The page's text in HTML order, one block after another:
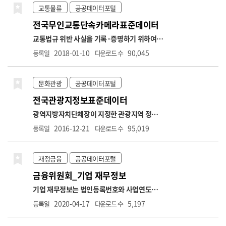
설명○ 자료생성년월 → 자격마감일(사유발생
일이 속하는 달의 다음달 15일)까지 신고분 반
영○ 가입자 수 → 가입자 수(고지인원 수 포
함)○ 당월고지금액 → 국민연금법 시행령 제5
조에 의거 기준소득월액 상한액 적용으로 실제
소득과 고지금액은 상이할 수 있음 ■상한액
2022.7. ~ 2023.6. 5,530,000원■상한액
2023.7. ~ 2024.6. 5,900,000원
2024.7. ~ 2025.6. 6,170,000원
2025.7. ~ 2026.6. 6,370,000원
2026.7. ~ 2027.6. 6,590,000원○ 신규취득
교하므로 실제 취득자수와 상이할 수 있음(초일
취득이 아닌 경우 당월 미고지되면 다음 달 취득
자 수에 반영) ○ 상실가입자수 → 납부예외 포
함. ※해당 자료추출월과 익월을 비교하여 자료
추출월에는 고지가 있으나 익월에는 고지가 없
는 대상자에 대한 건수를 제공하므로 실제 상실
교통물류 공공데이터포털
전국무인교통단속카메라표준데이터
교통법규 위반 사실을 기록·증명하기 위하여 설
치·관리되는 고정식 무인교통단속카메라에 대
한 정보(이동식 무인교통단속카메라는 제외) *
시군구명,도로종류,도로노선번호,도로노선명,
도로노선방향,소재지도로명주소,소재지지번
주소,위도,경도,설치장소,단속구분,제한속도,
단속구간위치구분,과속단속구간길이,보호구
역구분,설치연도,관리기관명,관리기관전화번
호
등록일 2018-01-10 다운로드 수 90,045
문화관광 공공데이터포털
전국관광지정보표준데이터
광역지방자치단체장이 지정한 관광지역 정보
(관광지, 관광단지 포함. 관광특구 제외) *항목
명: 관광지명,관광지구분,소재지도로명주소,소
보,숙박시설정보,운동및오락시설정보,휴양및
문화시설정보,접객시설정보,지원시설정보,지
정일자,수용인원수,주차가능수,관광지소개,관
리기관전화번호,관리기관명
등록일 2016-12-21 다운로드 수 95,019
재정금융 공공데이터포털
금융위원회_기업 재무정보
기업 재무정보는 법인등록번호와 사업연도를
기준으로 기업의 재무제표 항목을 조회할 수 있
는 데이터입니다. 제공 항목에는 기업의 매출
등록일 2020-04-17 다운로드 수 5,197